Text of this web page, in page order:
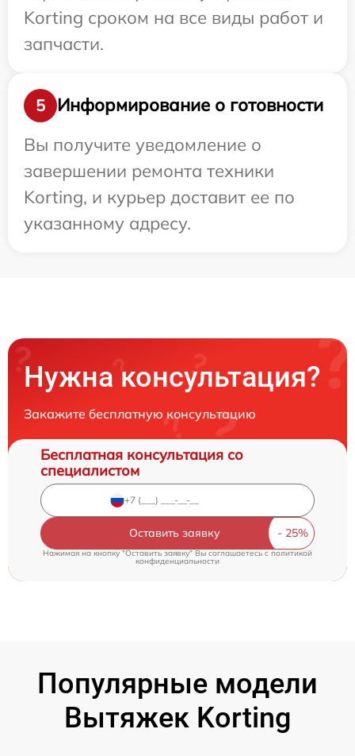
Korting сроком на все виды работ и
запчасти.
5
Информирование о готовности
Вы получите уведомление о
завершении ремонта техники
Korting, и курьер доставит ее по
указанному адресу.
Нужна консультация?
Закажите бесплатную консультацию
Бесплатная консультация со
специалистом
Оставить заявку
Нажимая на кнопку "Оставить заявку" Вы соглашаетесь cполитикой
конфиденциальности
Популярные модели
Вытяжек Korting